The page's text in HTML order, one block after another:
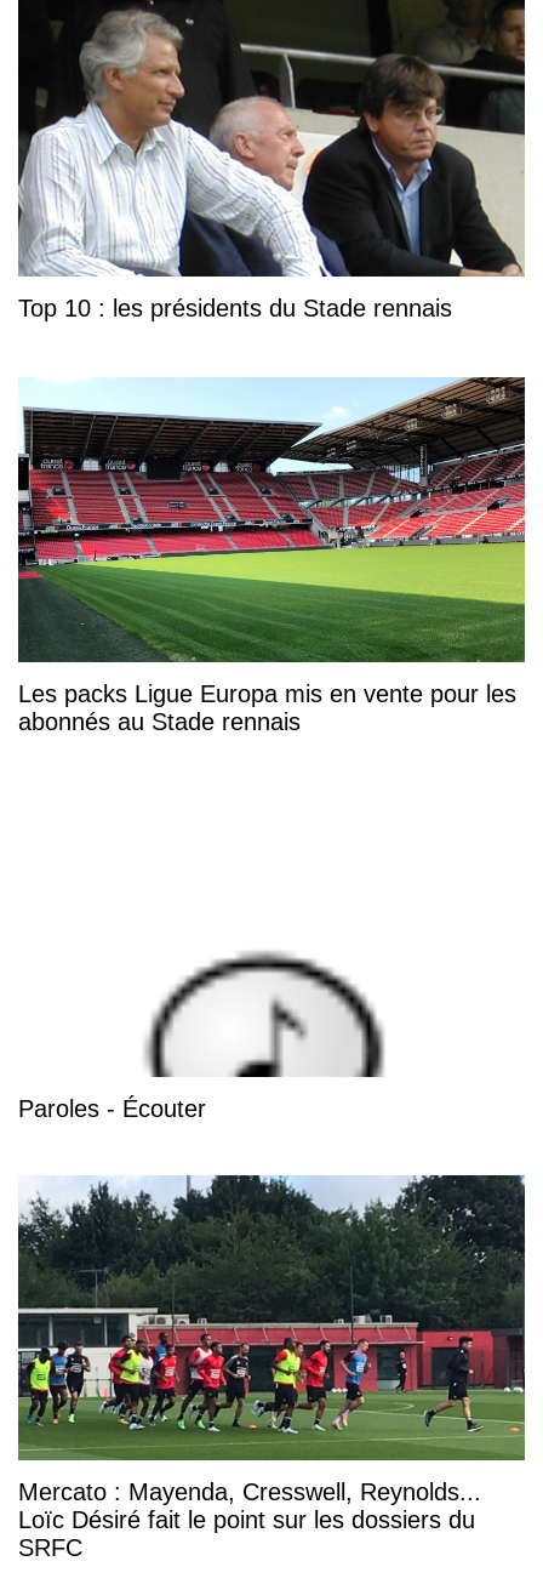
Top 10 : les présidents du Stade rennais
Les packs Ligue Europa mis en vente pour les
abonnés au Stade rennais
Paroles - Écouter
Mercato : Mayenda, Cresswell, Reynolds...
Loïc Désiré fait le point sur les dossiers du
SRFC